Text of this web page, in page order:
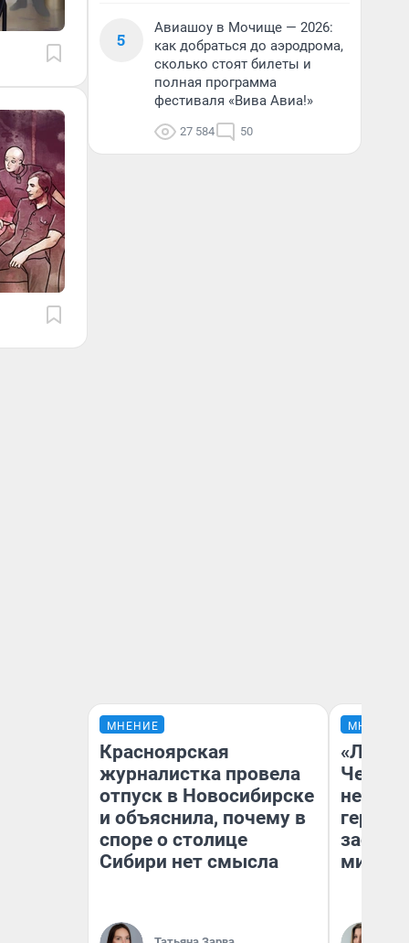
5
Авиашоу в Мочище — 2026:
как добраться до аэродрома,
сколько стоят билеты и
полная программа
фестиваля «Вива Авиа!»
27 584 50
МНЕНИЕ
Красноярская
журналистка провела
отпуск в Новосибирске
и объяснила, почему в
споре о столице
Сибири нет смысла
МНЕНИЕ
«Люди
Чем
герои